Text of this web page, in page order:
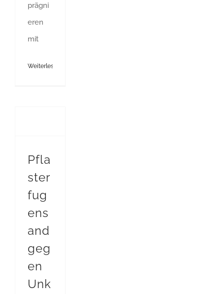
prägni
eren
mit
Weiterlesen
Pfla
ster
fug
ens
and
geg
en
Unk